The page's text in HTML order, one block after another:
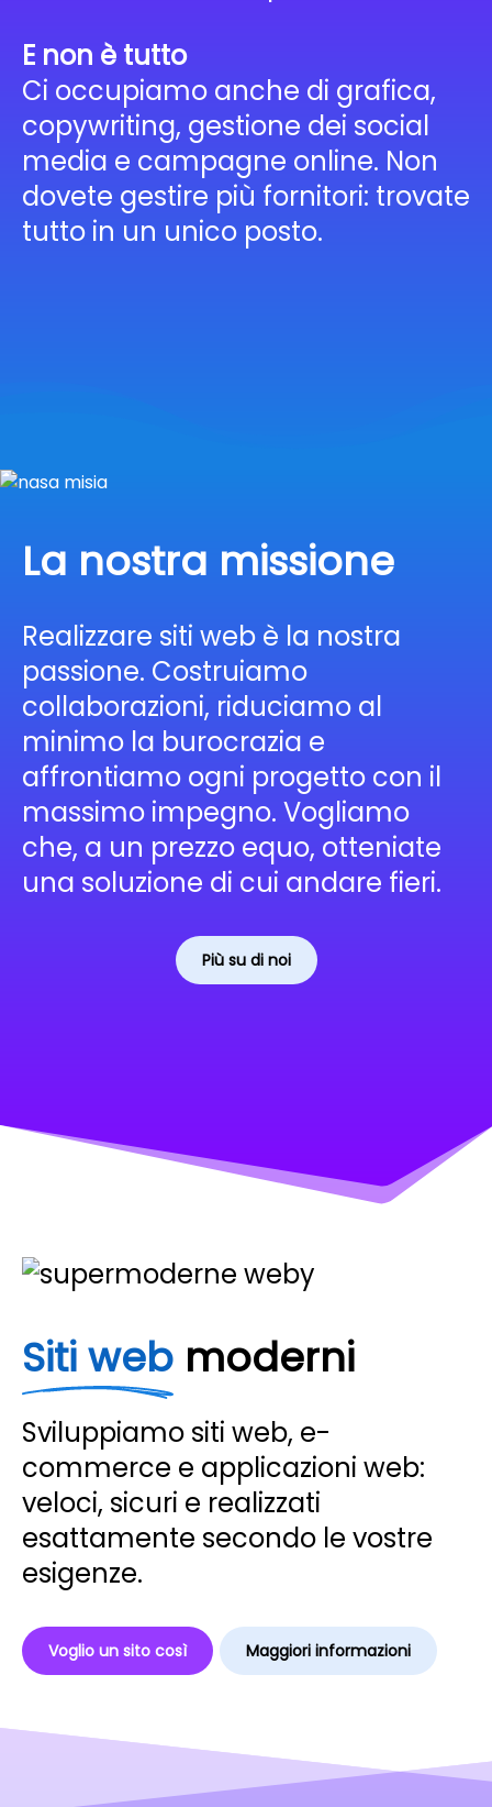
E non è tutto
Ci occupiamo anche di grafica,
copywriting, gestione dei social
media e campagne online. Non
dovete gestire più fornitori: trovate
tutto in un unico posto.
La nostra missione
Realizzare siti web è la nostra
passione. Costruiamo
collaborazioni, riduciamo al
minimo la burocrazia e
affrontiamo ogni progetto con il
massimo impegno. Vogliamo
che, a un prezzo equo, otteniate
una soluzione di cui andare fieri.
Più su di noi
Siti web moderni
Sviluppiamo siti web, e-
commerce e applicazioni web:
veloci, sicuri e realizzati
esattamente secondo le vostre
esigenze.
Voglio un sito così Maggiori informazioni